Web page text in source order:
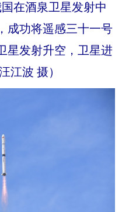
在酒泉卫星发射中
成功将遥感三十一号
星发射升空，卫星进
江波 摄）